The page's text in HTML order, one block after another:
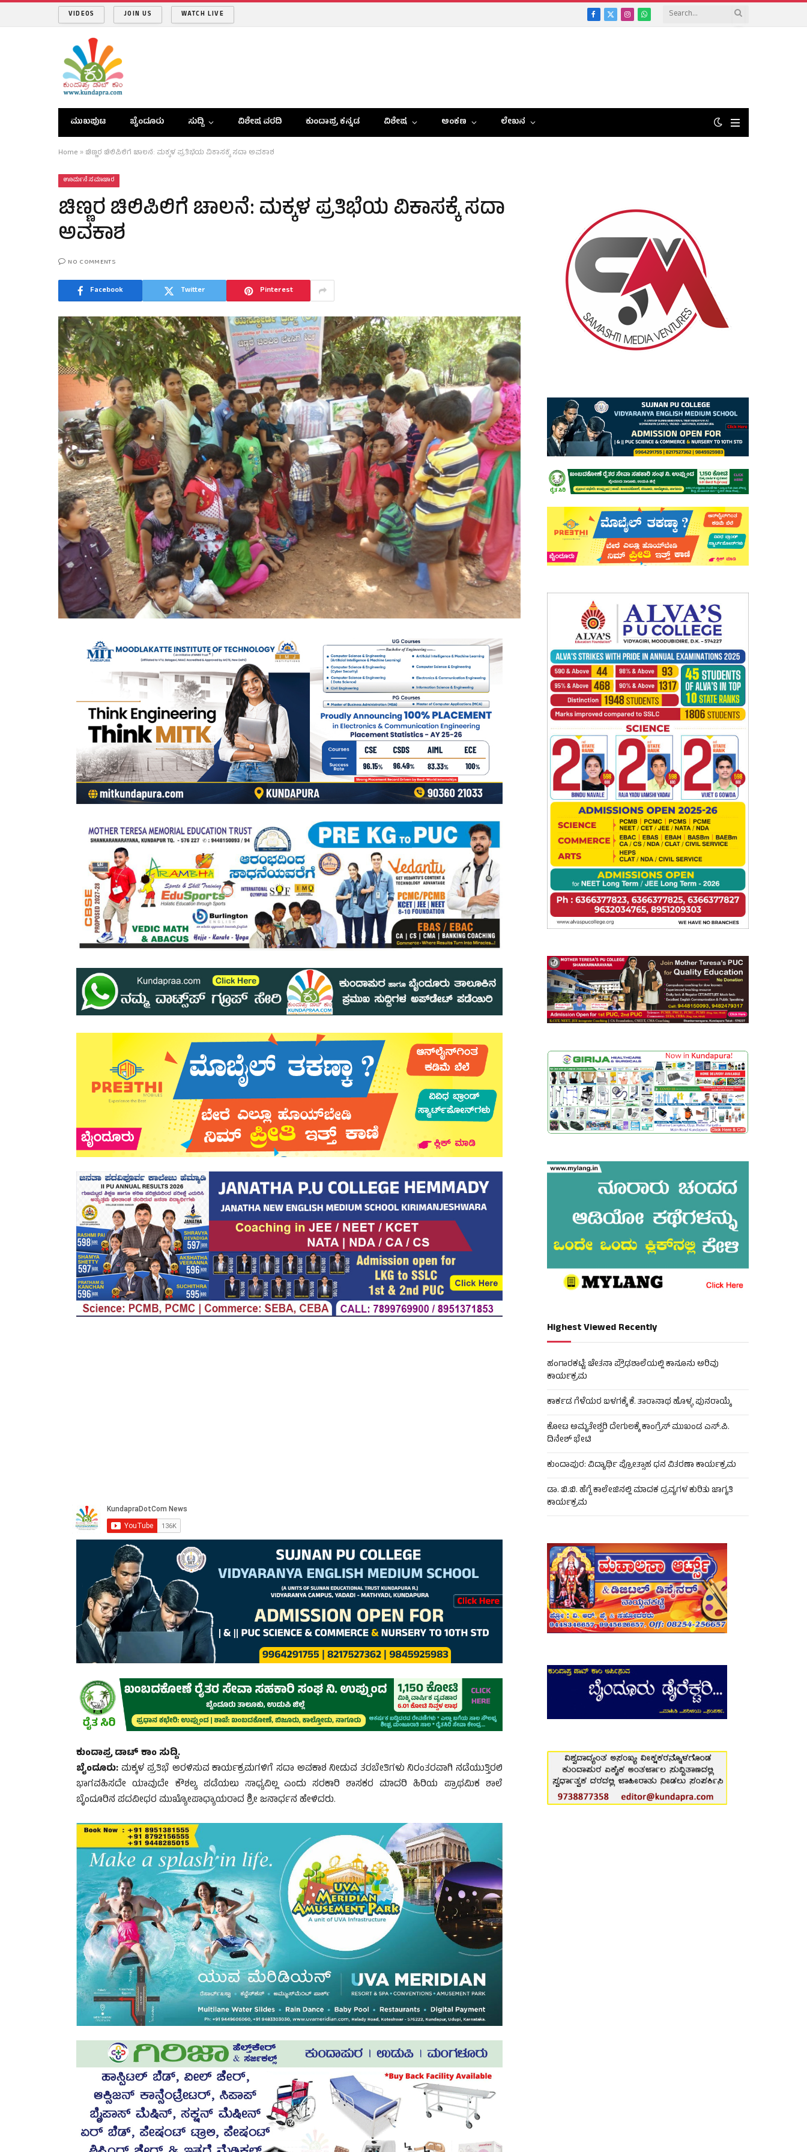
VIDEOS JOIN US WATCH LIVE Facebook
X
InstagramWhatsApp
ಮುಖಪುಟ ಬೈಂದೂರು ಸುದ್ದಿ ವಿಶೇಷ ವರದಿ ಕುಂದಾಪ್ರ ಕನ್ನಡ ವಿಶೇಷ ಅಂಕಣ ಲೇಖನ
Home » ಚಿಣ್ಣರ ಚಿಲಿಪಿಲಿಗೆ ಚಾಲನೆ: ಮಕ್ಕಳ ಪ್ರತಿಭೆಯ ವಿಕಾಸಕ್ಕೆ ಸದಾ ಅವಕಾಶ
ಊರ್ಮನೆ ಸಮಾಚಾರ
ಚಿಣ್ಣರ ಚಿಲಿಪಿಲಿಗೆ ಚಾಲನೆ: ಮಕ್ಕಳ ಪ್ರತಿಭೆಯ ವಿಕಾಸಕ್ಕೆ ಸದಾ
ಅವಕಾಶ
NO COMMENTS
Facebook Twitter Pinterest
ಕುಂದಾಪ್ರ ಡಾಟ್ ಕಾಂ ಸುದ್ದಿ.
ಬೈಂದೂರು:ಮಕ್ಕಳ ಪ್ರತಿಭೆ ಅರಳಿಸುವ ಕಾರ್ಯಕ್ರಮಗಳಿಗೆ ಸದಾ ಅವಕಾಶ ನೀಡುವ ತರಬೇತಿಗಳು ನಿರಂತರವಾಗಿ ನಡೆಯುತ್ತಿರಲಿ
ಭಾಗವಹಿಸದೇ ಯಾವುದೇ ಕೌಶಲ್ಯ ಪಡೆಯಲು ಸಾಧ್ಯವಿಲ್ಲ ಎಂದು ಸರಕಾರಿ ಶಾಸಕರ ಮಾದರಿ ಹಿರಿಯ ಪ್ರಾಥಮಿಕ ಶಾಲೆ
ಬೈಂದೂರಿನ ಪದವೀಧರ ಮುಖ್ಯೋಪಾಧ್ಯಾಯರಾದ ಶ್ರೀ ಜನಾರ್ಧನ ಹೇಳಿದರು.
Highest Viewed Recently
ಹಂಗಾರಕಟ್ಟೆ: ಚೇತನಾ ಪ್ರೌಢಶಾಲೆಯಲ್ಲಿ ಕಾನೂನು ಅರಿವು
ಕಾರ್ಯಕ್ರಮ
ಕಾರ್ಕಡ ಗೆಳೆಯರ ಬಳಗಕ್ಕೆ ಕೆ. ತಾರಾನಾಥ ಹೊಳ್ಳ ಪುನರಾಯ್ಕೆ
ಕೋಟ ಅಮೃತೇಶ್ವರಿ ದೇಗುಲಕ್ಕೆ ಕಾಂಗ್ರೆಸ್ ಮುಖಂಡ ಎಸ್.ಪಿ.
ದಿನೇಶ್ ಭೇಟಿ
ಕುಂದಾಪುರ: ವಿದ್ಯಾರ್ಥಿ ಪ್ರೋತ್ಸಾಹ ಧನ ವಿತರಣಾ ಕಾರ್ಯಕ್ರಮ
ಡಾ. ಬಿ.ಬಿ. ಹೆಗ್ಡೆ ಕಾಲೇಜಿನಲ್ಲಿ ಮಾದಕ ದ್ರವ್ಯಗಳ ಕುರಿತು ಜಾಗೃತಿ
ಕಾರ್ಯಕ್ರಮ